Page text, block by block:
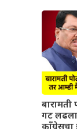
गट लढला